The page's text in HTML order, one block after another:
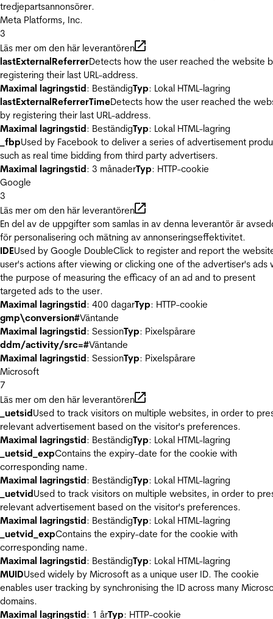
tredjepartsannonsörer.
Meta Platforms, Inc.
3
Läs mer om den här leverantören
lastExternalReferrerDetects how the user reached the website
registering their last URL-address.
Maximal lagringstid: BeständigTyp: Lokal HTML-lagring
lastExternalReferrerTimeDetects how the user reached the
by registering their last URL-address.
Maximal lagringstid: BeständigTyp: Lokal HTML-lagring
_fbpUsed by Facebook to deliver a series of advertisement
such as real time bidding from third party advertisers.
Maximal lagringstid: 3 månaderTyp: HTTP-cookie
Google
3
Läs mer om den här leverantören
En del av de uppgifter som samlas in av denna leverantör är
för personalisering och mätning av annonseringseffektivitet.
IDEUsed by Google DoubleClick to register and report the
user's actions after viewing or clicking one of the advertiser's ads
the purpose of measuring the efficacy of an ad and to present
targeted ads to the user.
Maximal lagringstid: 400 dagarTyp: HTTP-cookie
gmp\conversion#Väntande
Maximal lagringstid: SessionTyp: Pixelspårare
ddm/activity/src=#Väntande
Maximal lagringstid: SessionTyp: Pixelspårare
Microsoft
7
Läs mer om den här leverantören
_uetsidUsed to track visitors on multiple websites, in order to
relevant advertisement based on the visitor's preferences.
Maximal lagringstid: BeständigTyp: Lokal HTML-lagring
_uetsid_expContains the expiry-date for the cookie with
corresponding name.
Maximal lagringstid: BeständigTyp: Lokal HTML-lagring
_uetvidUsed to track visitors on multiple websites, in order to
relevant advertisement based on the visitor's preferences.
Maximal lagringstid: BeständigTyp: Lokal HTML-lagring
_uetvid_expContains the expiry-date for the cookie with
corresponding name.
Maximal lagringstid: BeständigTyp: Lokal HTML-lagring
MUIDUsed widely by Microsoft as a unique user ID. The cookie
enables user tracking by synchronising the ID across many
domains.
Maximal lagringstid: 1 årTyp: HTTP-cookie